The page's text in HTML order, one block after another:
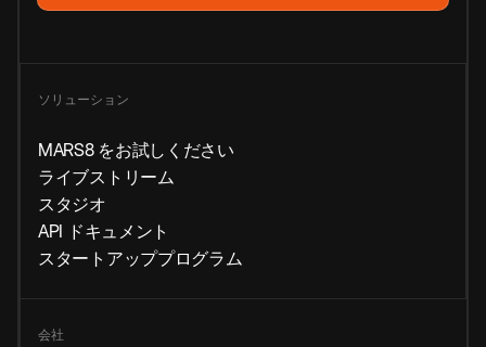
ソリューション
MARS8 をお試しください
ライブストリーム
スタジオ
API ドキュメント
スタートアッププログラム
会社